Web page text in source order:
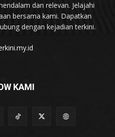
dan relevan. Jelajahi
bersama kami. Dapatkan
dengan kejadian terkini.
KAMI